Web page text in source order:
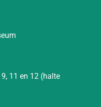
11 en 12 (halte